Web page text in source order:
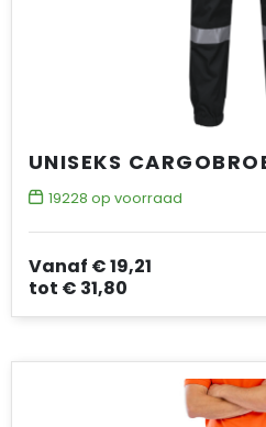
19228 op voorraad
Vanaf € 19,21
tot € 31,80